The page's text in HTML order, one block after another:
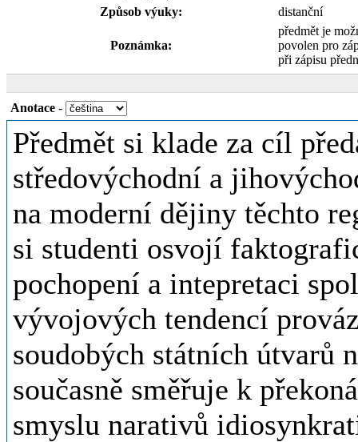
Způsob výuky:
distanční
Poznámka:
předmět je
povolen pro
při zápisu
Anotace -
Předmět si klade za cíl
středovýchodní a
na moderní dějiny těchto
si studenti osvojí
pochopení a intepretaci
vývojových tendencí
soudobých státních útvarů
současně směřuje k
smyslu narativů